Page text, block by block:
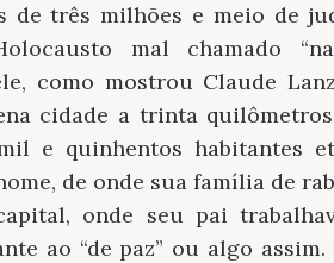
de três milhões e meio de
mal chamado
como mostrou Claude
cidade a trinta
e quinhentos habitantes
de onde sua família de
onde seu pai
ao “de paz” ou algo